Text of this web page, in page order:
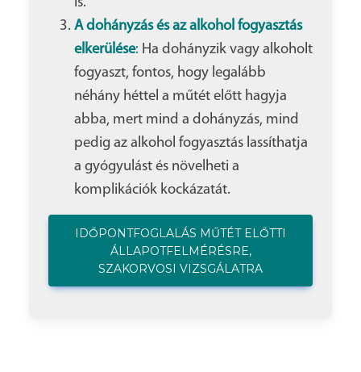
A dohányzás és az alkohol fogyasztás
elkerülése: Ha dohányzik vagy alkoholt
fogyaszt, fontos, hogy legalább
néhány héttel a műtét előtt hagyja
abba, mert mind a dohányzás, mind
pedig az alkohol fogyasztás lassíthatja
a gyógyulást és növelheti a
komplikációk kockázatát.
IDŐPONTFOGLALÁS MŰTÉT ELŐTTI
ÁLLAPOTFELMÉRÉSRE,
SZAKORVOSI VIZSGÁLATRA